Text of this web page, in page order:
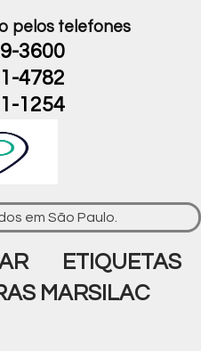
pelos telefones
3600
4782
1254
em São Paulo.
ETIQUETAS
MARSILAC